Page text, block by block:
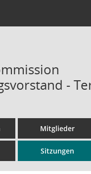
-
Mitglieder
Sitzungen